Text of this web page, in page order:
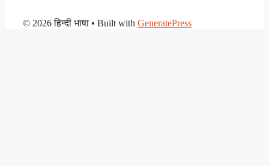
© 2026 हिन्दी भाषा • Built with GeneratePress